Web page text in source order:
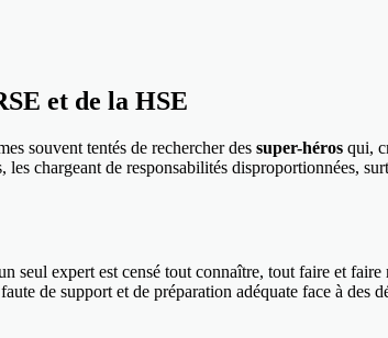
et de la HSE
souvent tentés de rechercher des super-héros qui,
chargeant de responsabilités disproportionnées,
seul expert est censé tout connaître, tout faire et
de support et de préparation adéquate face à des